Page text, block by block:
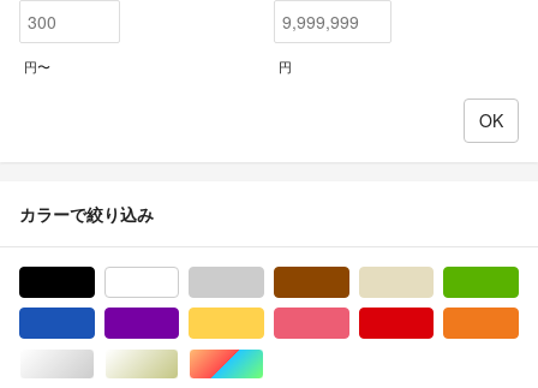
円〜 円
カラーで絞り込み
シルバー/銀色系ゴールド/金色系マルチカラー